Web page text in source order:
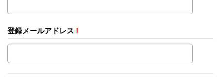
登録メールアドレス !